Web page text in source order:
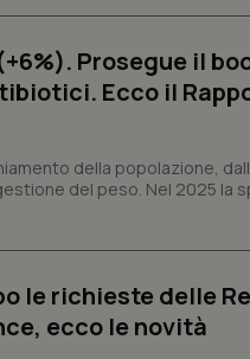
Prosegue il
Ecco il
della popolazione,
del peso. Nel 2025 la
le richieste delle
ecco le novità
Questo cookie è impostato
assegnare un identificatore
utilizzato da Google. Questo
per distinguere utenti unici
sessioni e campagne per i
Cookie generato da applicazioni
linguaggio PHP. Si tratta di un
generico utilizzato per
sessione utente. Normalmente è